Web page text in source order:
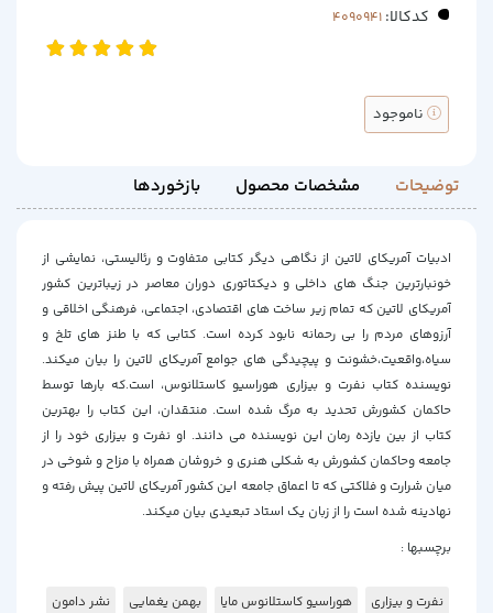
کدکالا:
ناموجود
توضیحات مشخصات محصول بازخوردها
ادبیات آمریکای لاتین از نگاهی دیگر کتابی متفاوت و رئالیستی، نمایشی از
خونبارترین جنگ های داخلی و دیکتاتوری دوران معاصر در زیباترین کشور
آمریکای لاتین که تمام زیر ساخت های اقتصادی، اجتماعی، فرهنگی اخلاقی و
آرزوهای مردم را بی رحمانه نابود کرده است. کتابی که با طنز های تلخ و
سیاه،واقعیت،خشونت و پیچیدگی های جوامع آمریکای لاتین را بیان میکند.
نویسنده کتاب نفرت و بیزاری هوراسیو کاستلانوس، است.که بارها توسط
حاکمان کشورش تحدید به مرگ شده است. منتقدان، این کتاب را بهترین
کتاب از بین یازده رمان این نویسنده می دانند. او نفرت و بیزاری خود را از
جامعه وحاکمان کشورش به شکلی هنری و خروشان همراه با مزاح و شوخی در
میان شرارت و فلاکتی که تا اعماق جامعه این کشور آمریکای لاتین پیش رفته و
نهادینه شده است را از زبان یک استاد تبعیدی بیان میکند.
برچسبها :
نفرت و بیزاری هوراسیو کاستلانوس مایا بهمن یغمایی نشر دامون